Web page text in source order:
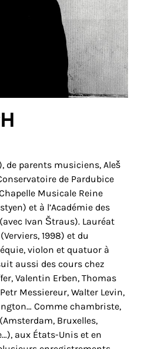
FR EN
de parents musiciens, Aleš
de Pardubice
Musicale Reine
et à l’Académie des
Ivan Štraus). Lauréat
1998) et du
violon et quatuor à
aussi des cours chez
Valentin Erben, Thomas
Messiereur, Walter Levin,
Comme chambriste,
Bruxelles,
aux États-Unis et en